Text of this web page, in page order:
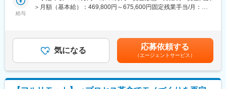
く、新規性のあるものについては学会発表や論文投稿、特許の取
づくりを根本から改善し、直接社会の役に立てます。
・製造業ドメイン知識を持つ社員との議論をしながらの機械学
習、統計的手法や数理最適化を用いて課題解決に取り組めます。
研究要素・新規性のあるものについては学会発表や論文投稿、特
許の取得等をすることも可能です。
給与
＞月額（基本給）：469,800円～675,600円固定残業手当/月：
給与改定：年2回（１月、７月）■賞与：年2回（3月、9月）賃金
はあくまでも目安の金額であり、選考を通じて上下する可能性が
あります。月給(月額)は固定手当を含めた表記です。
気になる 応募依頼する
（エージェントサービス）